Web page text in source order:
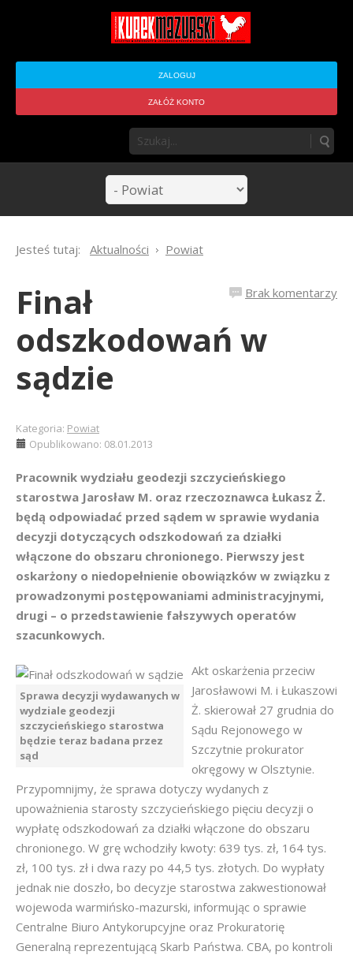
ZALOGUJ
ZAŁÓŻ KONTO
Jesteś tutaj: Aktualności Powiat
Brak komentarzy
Finał
odszkodowań w
sądzie
Kategoria: Powiat
Opublikowano: 08.01.2013
Pracownik wydziału geodezji szczycieńskiego
starostwa Jarosław M. oraz rzeczoznawca Łukasz Ż.
będą odpowiadać przed sądem w sprawie wydania
decyzji dotyczących odszkodowań za działki
włączone do obszaru chronionego. Pierwszy jest
oskarżony o niedopełnienie obowiązków w związku z
prowadzonymi postępowaniami administracyjnymi,
drugi – o przedstawienie fałszywych operatów
szacunkowych.
Sprawa decyzji wydawanych w
wydziale geodezji
szczycieńskiego starostwa
będzie teraz badana przez
sąd
Akt oskarżenia przeciw
Jarosławowi M. i Łukaszowi
Ż. skierował 27 grudnia do
Sądu Rejonowego w
Szczytnie prokurator
okręgowy w Olsztynie.
Przypomnijmy, że sprawa dotyczy wydanych z
upoważnienia starosty szczycieńskiego pięciu decyzji o
wypłatę odszkodowań za działki włączone do obszaru
chronionego. W grę wchodziły kwoty: 639 tys. zł, 164 tys.
zł, 100 tys. zł i dwa razy po 44,5 tys. złotych. Do wypłaty
jednak nie doszło, bo decyzje starostwa zakwestionował
wojewoda warmińsko-mazurski, informując o sprawie
Centralne Biuro Antykorupcyjne oraz Prokuratorię
Generalną reprezentującą Skarb Państwa. CBA, po kontroli